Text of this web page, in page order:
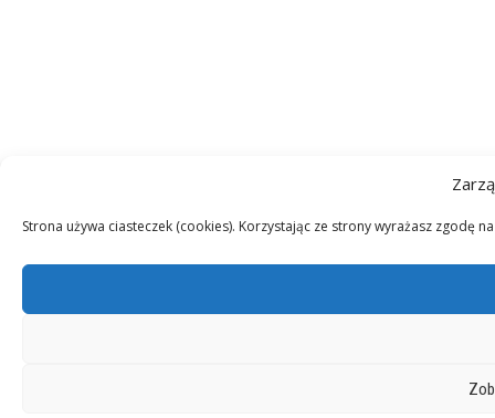
Strona używa ciasteczek (cookies). Korzystając ze strony wyrażasz zgodę